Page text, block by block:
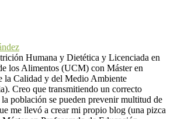
Humana y Dietética y Licenciada en
los Alimentos (UCM) con Máster en
la Calidad y del Medio Ambiente
Creo que transmitiendo un correcto
población se pueden prevenir multitud de
me llevó a crear mi propio blog (una pizca